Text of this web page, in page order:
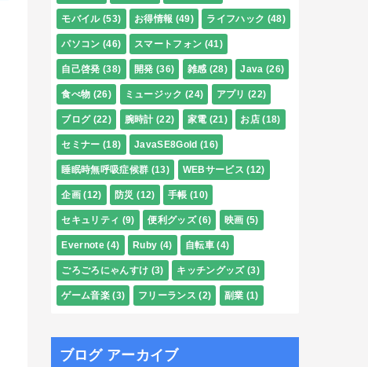
モバイル (53) お得情報 (49) ライフハック (48)
パソコン (46) スマートフォン (41)
自己啓発 (38) 開発 (36) 雑感 (28) Java (26)
食べ物 (26) ミュージック (24) アプリ (22)
ブログ (22) 腕時計 (22) 家電 (21) お店 (18)
セミナー (18) JavaSE8Gold (16)
睡眠時無呼吸症候群 (13) WEBサービス (12)
企画 (12) 防災 (12) 手帳 (10)
セキュリティ (9) 便利グッズ (6) 映画 (5)
Evernote (4) Ruby (4) 自転車 (4)
ごろごろにゃんすけ (3) キッチングッズ (3)
ゲーム音楽 (3) フリーランス (2) 副業 (1)
ブログ アーカイブ